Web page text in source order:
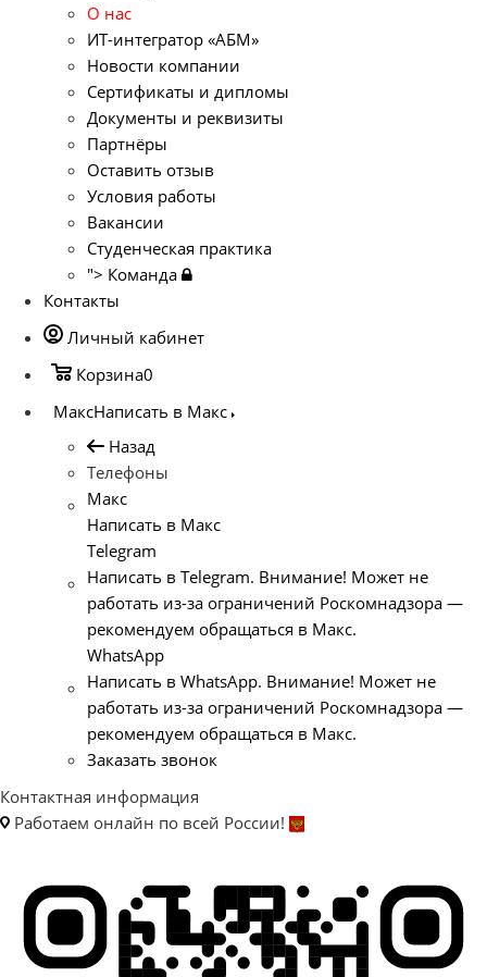
О нас
ИТ-интегратор «АБМ»
Новости компании
Сертификаты и дипломы
Документы и реквизиты
Партнёры
Оставить отзыв
Условия работы
Вакансии
Студенческая практика
"> Команда
Контакты
Личный кабинет
Корзина0
МаксНаписать в Макс
Назад
Телефоны
Макс
Написать в Макс
Telegram
Написать в Telegram. Внимание! Может не
работать из-за ограничений Роскомнадзора —
рекомендуем обращаться в Макс.
WhatsApp
Написать в WhatsApp. Внимание! Может не
работать из-за ограничений Роскомнадзора —
рекомендуем обращаться в Макс.
Заказать звонок
Контактная информация
Работаем онлайн по всей России!